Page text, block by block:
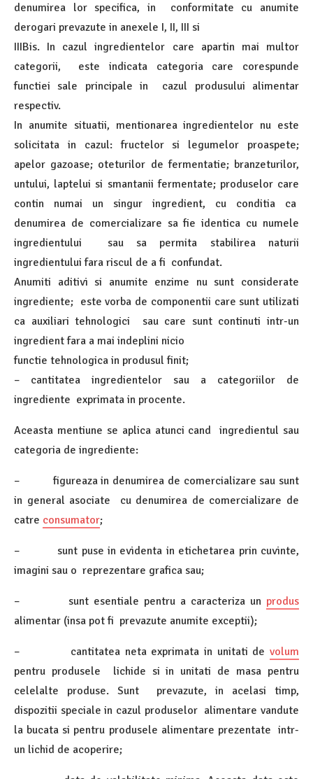
denumirea lor specifica, in conformitate cu anumite
derogari prevazute in anexele I, II, III si
IIIBis. In cazul ingredientelor care apartin mai multor
categorii, este indicata categoria care corespunde
functiei sale principale in cazul produsului alimentar
respectiv.
In anumite situatii, mentionarea ingredientelor nu este
solicitata in cazul: fructelor si legumelor proaspete;
apelor gazoase; oteturilor de fermentatie; branzeturilor,
untului, laptelui si smantanii fermentate; produselor care
contin numai un singur ingredient, cu conditia ca
denumirea de comercializare sa fie identica cu numele
ingredientului sau sa permita stabilirea naturii
ingredientului fara riscul de a fi confundat.
Anumiti aditivi si anumite enzime nu sunt considerate
ingrediente; este vorba de componentii care sunt utilizati
ca auxiliari tehnologici sau care sunt continuti intr-un
ingredient fara a mai indeplini nicio
functie tehnologica in produsul finit;
– cantitatea ingredientelor sau a categoriilor de
ingrediente exprimata in procente.
Aceasta mentiune se aplica atunci cand ingredientul sau
categoria de ingrediente:
– figureaza in denumirea de comercializare sau sunt
in general asociate cu denumirea de comercializare de
catre consumator;
– sunt puse in evidenta in etichetarea prin cuvinte,
imagini sau o reprezentare grafica sau;
– sunt esentiale pentru a caracteriza un produs
alimentar (insa pot fi prevazute anumite exceptii);
– cantitatea neta exprimata in unitati de volum
pentru produsele lichide si in unitati de masa pentru
celelalte produse. Sunt prevazute, in acelasi timp,
dispozitii speciale in cazul produselor alimentare vandute
la bucata si pentru produsele alimentare prezentate intr-
un lichid de acoperire;